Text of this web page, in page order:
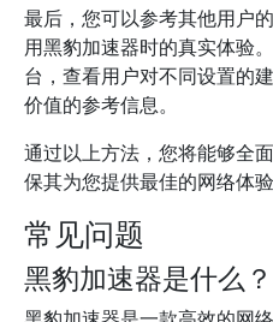
最后，您可以参考其他用户
用黑豹加速器时的真实体验
台，查看用户对不同设置的
价值的参考信息。
通过以上方法，您将能够全
保其为您提供最佳的网络体验
常见问题
黑豹加速器是什么？